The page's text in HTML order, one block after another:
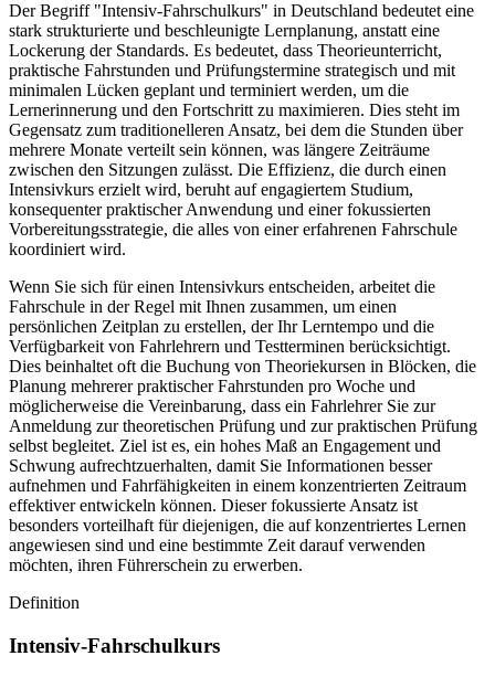
Der Begriff "Intensiv-Fahrschulkurs" in Deutschland bedeutet eine
stark strukturierte und beschleunigte Lernplanung, anstatt eine
Lockerung der Standards. Es bedeutet, dass Theorieunterricht,
praktische Fahrstunden und Prüfungstermine strategisch und mit
minimalen Lücken geplant und terminiert werden, um die
Lernerinnerung und den Fortschritt zu maximieren. Dies steht im
Gegensatz zum traditionelleren Ansatz, bei dem die Stunden über
mehrere Monate verteilt sein können, was längere Zeiträume
zwischen den Sitzungen zulässt. Die Effizienz, die durch einen
Intensivkurs erzielt wird, beruht auf engagiertem Studium,
konsequenter praktischer Anwendung und einer fokussierten
Vorbereitungsstrategie, die alles von einer erfahrenen Fahrschule
koordiniert wird.
Wenn Sie sich für einen Intensivkurs entscheiden, arbeitet die
Fahrschule in der Regel mit Ihnen zusammen, um einen
persönlichen Zeitplan zu erstellen, der Ihr Lerntempo und die
Verfügbarkeit von Fahrlehrern und Testterminen berücksichtigt.
Dies beinhaltet oft die Buchung von Theoriekursen in Blöcken, die
Planung mehrerer praktischer Fahrstunden pro Woche und
möglicherweise die Vereinbarung, dass ein Fahrlehrer Sie zur
Anmeldung zur theoretischen Prüfung und zur praktischen Prüfung
selbst begleitet. Ziel ist es, ein hohes Maß an Engagement und
Schwung aufrechtzuerhalten, damit Sie Informationen besser
aufnehmen und Fahrfähigkeiten in einem konzentrierten Zeitraum
effektiver entwickeln können. Dieser fokussierte Ansatz ist
besonders vorteilhaft für diejenigen, die auf konzentriertes Lernen
angewiesen sind und eine bestimmte Zeit darauf verwenden
möchten, ihren Führerschein zu erwerben.
Definition
Intensiv-Fahrschulkurs